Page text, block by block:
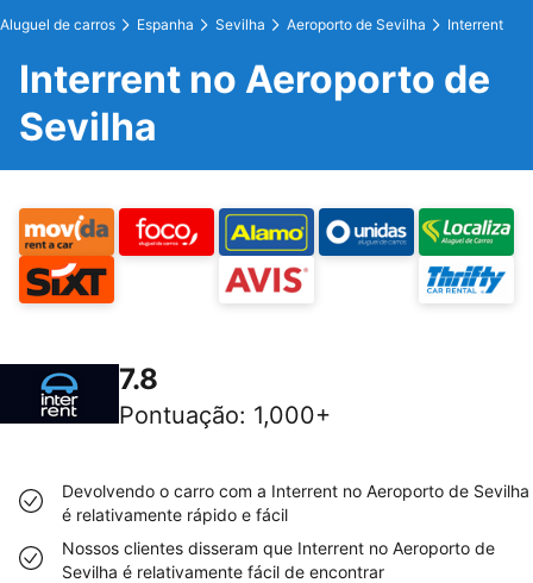
Aluguel de carros Espanha Sevilha Aeroporto de Sevilha Interrent
Interrent no Aeroporto de
Sevilha
7.8
Pontuação: 1,000+
Devolvendo o carro com a Interrent no Aeroporto de Sevilha
é relativamente rápido e fácil
Nossos clientes disseram que Interrent no Aeroporto de
Sevilha é relativamente fácil de encontrar